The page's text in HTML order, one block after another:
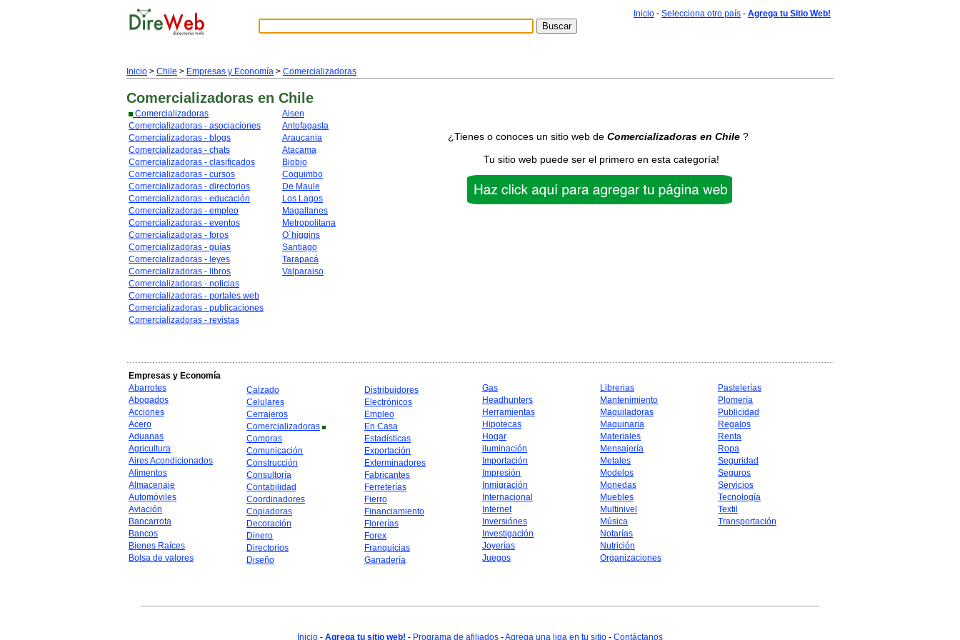
Inicio - Selecciona otro país - Agrega tu Sitio Web!
Inicio > Chile > Empresas y Economía > Comercializadoras
Comercializadoras en Chile
Comercializadoras
Comercializadoras - asociaciones
Comercializadoras - blogs
Comercializadoras - chats
Comercializadoras - clasificados
Comercializadoras - cursos
Comercializadoras - directorios
Comercializadoras - educación
Comercializadoras - empleo
Comercializadoras - eventos
Comercializadoras - foros
Comercializadoras - guías
Comercializadoras - leyes
Comercializadoras - libros
Comercializadoras - noticias
Comercializadoras - portales web
Comercializadoras - publicaciones
Comercializadoras - revistas
Aisen
Antofagasta
Araucania
Atacama
Biobio
Coquimbo
De Maule
Los Lagos
Magallanes
Metropolitana
O´higgins
Santiago
Tarapacá
Valparaiso
¿Tienes o conoces un sitio web de Comercializadoras en Chile ?
Tu sitio web puede ser el primero en esta categoría!
Empresas y Economía
Abarrotes
Abogados
Acciones
Acero
Aduanas
Agricultura
Aires Acondicionados
Alimentos
Almacenaje
Automóviles
Aviación
Bancarrota
Bancos
Bienes Raíces
Bolsa de valores
Calzado
Celulares
Cerrajeros
Comercializadoras
Compras
Comunicación
Construcción
Consultoría
Contabilidad
Coordinadores
Copiadoras
Decoración
Dinero
Directorios
Diseño
Distribuidores
Electrónicos
Empleo
En Casa
Estadísticas
Exportación
Exterminadores
Fabricantes
Ferreterías
Fierro
Financiamiento
Florerías
Forex
Franquicias
Ganadería
Gas
Headhunters
Herramientas
Hipotecas
Hogar
iluminación
Importación
Impresión
Inmigración
Internacional
Internet
Inversiónes
Investigación
Joyerías
Juegos
Librerias
Mantenimiento
Maquiladoras
Maquinaria
Materiales
Mensajería
Metales
Modelos
Monedas
Muebles
Multinivel
Música
Notarías
Nutrición
Organizaciones
Pastelerías
Plomería
Publicidad
Regalos
Renta
Ropa
Seguridad
Seguros
Servicios
Tecnología
Textil
Transportación
Inicio - Agrega tu sitio web! - Programa de afiliados -Agrega una liga en tu sitio - Contáctanos